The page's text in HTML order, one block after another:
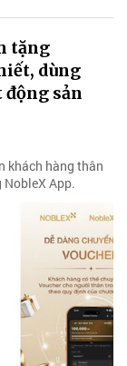
tặng
dùng
sản
khách hàng thân
App.